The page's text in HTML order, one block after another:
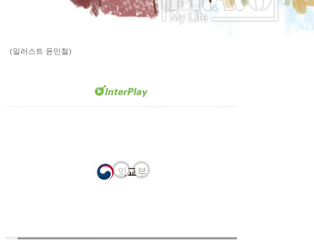
(일러스트 윤민철)